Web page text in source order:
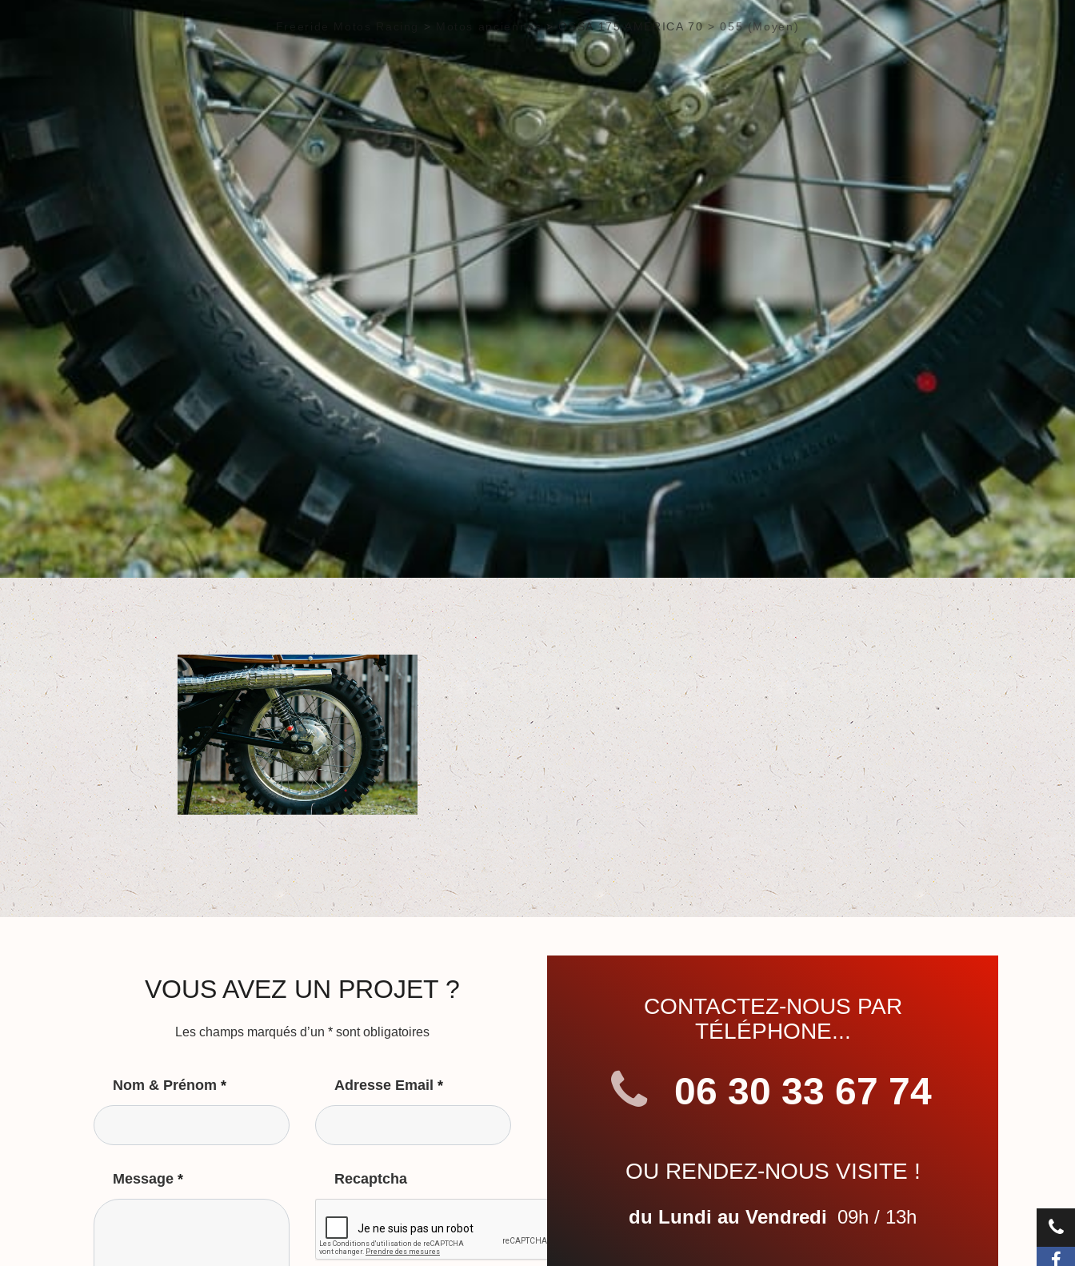
> Motos anciennes> OSSA 175 AMERICA 70 >055 (Moyen)
VOUS AVEZ UN PROJET ?
Les champs marqués d’un * sont obligatoires
Nom & Prénom * Adresse Email *
Message * Recaptcha
CONTACTEZ-NOUS PAR
TÉLÉPHONE...
06 30 33 67 74
OU RENDEZ-NOUS VISITE !
du Lundi au Vendredi 09h / 13h